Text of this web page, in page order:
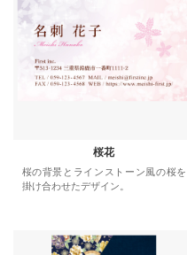
桜花
桜の背景とラインストーン風の桜を
掛け合わせたデザイン。